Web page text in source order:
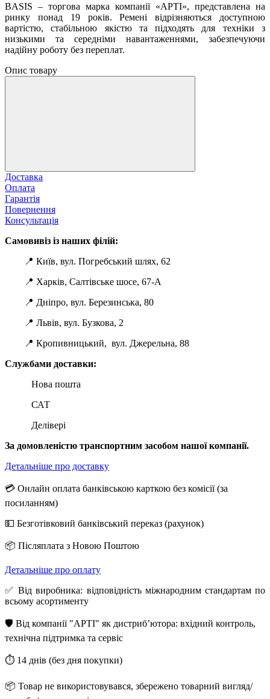
BASIS – торгова марка компанії «АРТІ», представлена на
ринку понад 19 років. Ремені відрізняються доступною
вартістю, стабільною якістю та підходять для техніки з
низькими та середніми навантаженнями, забезпечуючи
надійну роботу без переплат.
Опис товару
Доставка
Оплата
Гарантія
Повернення
Консультація
Самовивіз із наших філій:
📍 Київ, вул. Погребський шлях, 62
📍 Харків, Салтівське шосе, 67-А
📍 Дніпро, вул. Березинська, 80
📍 Львів, вул. Бузкова, 2
📍 Кропивницький, вул. Джерельна, 88
Службами доставки:
Нова пошта
САТ
Делівері
За домовленістю транспортним засобом нашої компанії.
Детальніше про доставку
💳 Онлайн оплата банківською карткою без комісії (за
посиланням)
💵 Безготівковий банківський переказ (рахунок)
📦 Післяплата з Новою Поштою
Детальніше про оплату
✅ Від виробника: відповідність міжнародним стандартам по
всьому асортименту
🛡️ Від компанії "АРТІ" як дистриб’ютора: вхідний контроль,
технічна підтримка та сервіс
⏱️ 14 днів (без дня покупки)
📦 Товар не використовувався, збережено товарний вигляд/